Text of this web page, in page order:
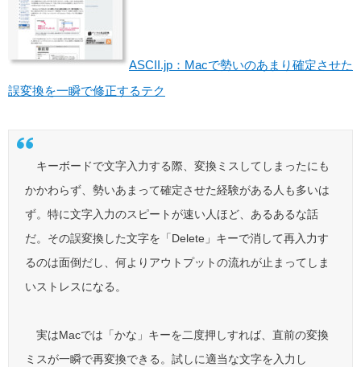
ASCII.jp：Macで勢いのあまり確定させた
誤変換を一瞬で修正するテク
キーボードで文字入力する際、変換ミスしてしまったにも
かかわらず、勢いあまって確定させた経験がある人も多いは
ず。特に文字入力のスピートが速い人ほど、あるあるな話
だ。その誤変換した文字を「Delete」キーで消して再入力す
るのは面倒だし、何よりアウトプットの流れが止まってしま
いストレスになる。
実はMacでは「かな」キーを二度押しすれば、直前の変換
ミスが一瞬で再変換できる。試しに適当な文字を入力し